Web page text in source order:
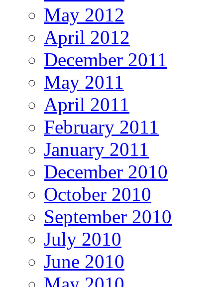
May 2012
April 2012
December 2011
May 2011
April 2011
February 2011
January 2011
December 2010
October 2010
September 2010
July 2010
June 2010